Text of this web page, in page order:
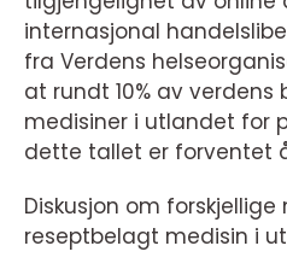
internasjonal
fra Verdens
at rundt 10% av verdens
medisiner i utlandet for
dette tallet er forventet
Diskusjon om
reseptbelagt medisin i